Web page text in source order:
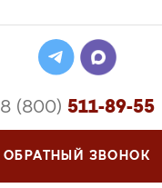
8 (800) 511-89-55
ОБРАТНЫЙ ЗВОНОК